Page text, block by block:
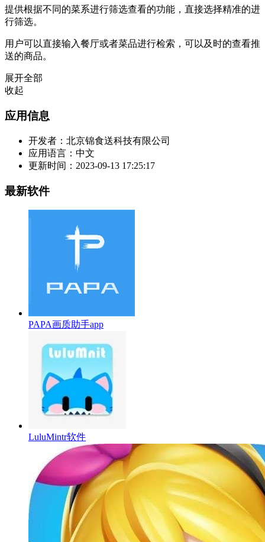
提供根据不同的菜系进行筛选查看的功能，直接选择精准的进
行筛选。
用户可以直接输入餐厅或者菜品进行检索，可以及时的查看推
送的商品。
展开全部
收起
应用信息
开发者： 北京锦食送科技有限公司
应用语言： 中文
更新时间： 2023-09-13 17:25:17
最新软件
PAPA画质助手app
LuluMintr软件